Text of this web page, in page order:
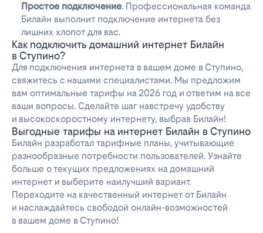
Простое подключение. Профессиональная команда
Билайн выполнит подключение интернета без
лишних хлопот для вас.
Как подключить домашний интернет Билайн
в Ступино?
Для подключения интернета в вашем доме в Ступино,
свяжитесь с нашими специалистами. Мы предложим
вам оптимальные тарифы на 2026 год и ответим на все
ваши вопросы. Сделайте шаг навстречу удобству
и высокоскоростному интернету, выбрав Билайн!
Выгодные тарифы на интернет Билайн в Ступино
Билайн разработал тарифные планы, учитывающие
разнообразные потребности пользователей. Узнайте
больше о текущих предложениях на домашний
интернет и выберите наилучший вариант.
Переходите на качественный интернет от Билайн
и наслаждайтесь свободой онлайн-возможностей
в вашем доме в Ступино!